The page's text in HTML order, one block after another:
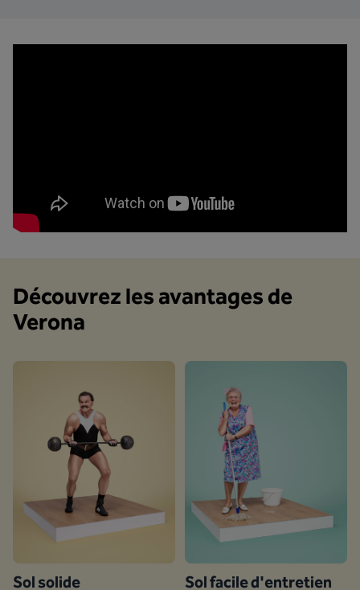
Découvrez les avantages de
Verona
Sol solide Sol facile d'entretien